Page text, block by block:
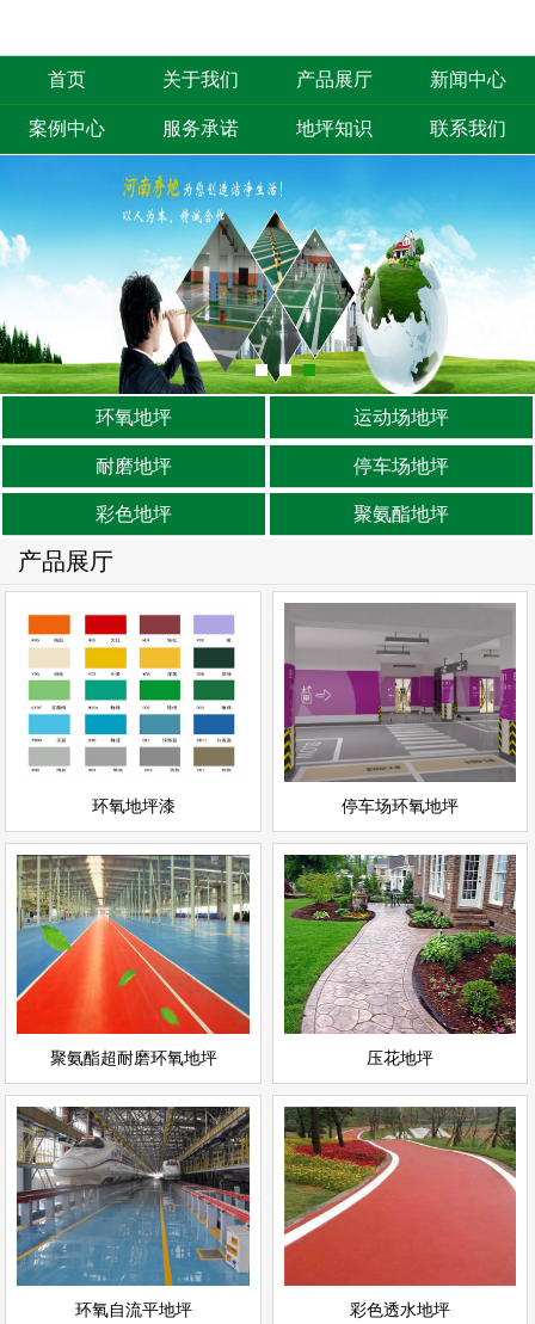
首页 关于我们 产品展厅 新闻中心
案例中心 服务承诺 地坪知识 联系我们
环氧地坪 运动场地坪
耐磨地坪 停车场地坪
彩色地坪 聚氨酯地坪
产品展厅
环氧地坪漆
环氧地坪漆
环氧地坪
立即询问
停车场环氧地坪
停车场环氧地坪
停车场地坪
查看详情
立即询问
聚氨酯超耐磨环氧地坪
聚氨酯超耐磨环氧地坪
聚氨酯地坪
立即询问
压花地坪
压花地坪
彩色地坪
查看详情
立即询问
环氧自流平地坪
环氧自流平地坪
环氧地坪
立即询问
彩色透水地坪
彩色透水地坪
运动场地坪
查看详情
立即询问